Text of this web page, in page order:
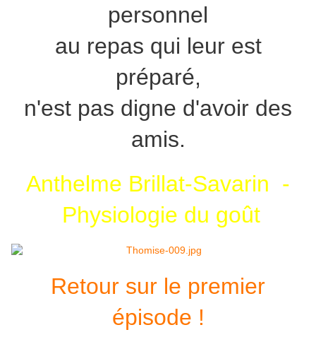
personnel
au repas qui leur est
préparé,
n'est pas digne d'avoir des
amis.
Anthelme Brillat-Savarin -
Physiologie du goût
Retour sur le premier
épisode !